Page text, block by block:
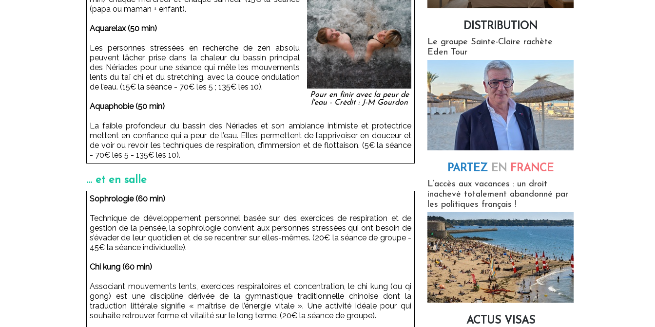
Pour en finir avec la peur de
l'eau - Crédit : J-M Gourdon
(papa ou maman + enfant).
Aquarelax (50 min)
Les personnes stressées en recherche de zen absolu
peuvent lâcher prise dans la chaleur du bassin principal
des Nériades pour une séance qui mêle les mouvements
lents du taï chi et du stretching, avec la douce ondulation
de l’eau. (15€ la séance - 70€ les 5 ; 135€ les 10).
Aquaphobie (50 min)
La faible profondeur du bassin des Nériades et son ambiance intimiste et protectrice
mettent en confiance qui a peur de l’eau. Elles permettent de l’apprivoiser en douceur et
de voir ou revoir les techniques de respiration, d’immersion et de flottaison. (5€ la séance
- 70€ les 5 - 135€ les 10).
... et en salle
Sophrologie (60 min)
Technique de développement personnel basée sur des exercices de respiration et de
gestion de la pensée, la sophrologie convient aux personnes stressées qui ont besoin de
s’évader de leur quotidien et de se recentrer sur elles-mêmes. (20€ la séance de groupe -
45€ la séance individuelle).
Chi kung (60 min)
Associant mouvements lents, exercices respiratoires et concentration, le chi kung (ou qi
gong) est une discipline dérivée de la gymnastique traditionnelle chinoise dont la
traduction littérale signifie « maîtrise de l’énergie vitale ». Une activité idéale pour qui
souhaite retrouver forme et vitalité sur le long terme. (20€ la séance de groupe).
DISTRIBUTION
Le groupe Sainte-Claire rachète
Eden Tour
PARTEZ EN FRANCE
L’accès aux vacances : un droit
inachevé totalement abandonné par
les politiques français !
ACTUS VISAS